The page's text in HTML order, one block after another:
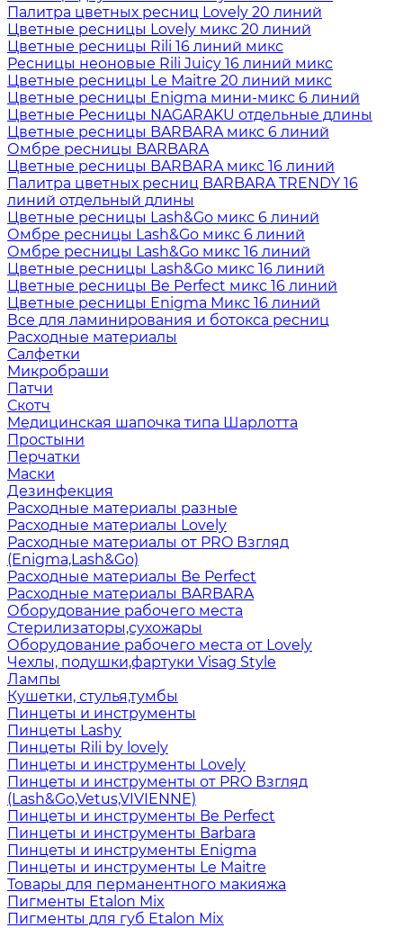
Палитра цветных ресниц Lovely 20 линий
Цветные ресницы Lovely микс 20 линий
Цветные ресницы Rili 16 линий микс
Ресницы неоновые Rili Juicy 16 линий микс
Цветные ресницы Le Maitre 20 линий микс
Цветные ресницы Enigma мини-микс 6 линий
Цветные Ресницы NAGARAKU отдельные длины
Цветные ресницы BARBARA микс 6 линий
Омбре ресницы BARBARA
Цветные ресницы BARBARA микс 16 линий
Палитра цветных ресниц BARBARA TRENDY 16
линий отдельный длины
Цветные ресницы Lash&Go микс 6 линий
Омбре ресницы Lash&Go микс 6 линий
Омбре ресницы Lash&Go микс 16 линий
Цветные ресницы Lash&Go микс 16 линий
Цветные ресницы Be Perfect микс 16 линий
Цветные ресницы Enigma Микс 16 линий
Все для ламинирования и ботокса ресниц
Расходные материалы
Салфетки
Микробраши
Патчи
Скотч
Медицинская шапочка типа Шарлотта
Простыни
Перчатки
Маски
Дезинфекция
Расходные материалы разные
Расходные материалы Lovely
Расходные материалы от PRO Взгляд
(Enigma,Lash&Go)
Расходные материалы Be Perfect
Расходные материалы BARBARA
Оборудование рабочего места
Стерилизаторы,сухожары
Оборудование рабочего места от Lovely
Чехлы, подушки,фартуки Visag Style
Лампы
Кушетки, стулья,тумбы
Пинцеты и инструменты
Пинцеты Lashy
Пинцеты Rili by lovely
Пинцеты и инструменты Lovely
Пинцеты и инструменты от PRO Взгляд
(Lash&Go,Vetus,VIVIENNE)
Пинцеты и инструменты Be Perfect
Пинцеты и инструменты Barbara
Пинцеты и инструменты Enigma
Пинцеты и инструменты Le Maitre
Товары для перманентного макияжа
Пигменты Etalon Mix
Пигменты для губ Etalon Mix